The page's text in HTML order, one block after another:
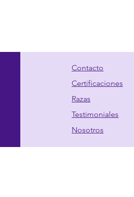
Contacto
Certificaciones
Razas
Testimoniales
Nosotros